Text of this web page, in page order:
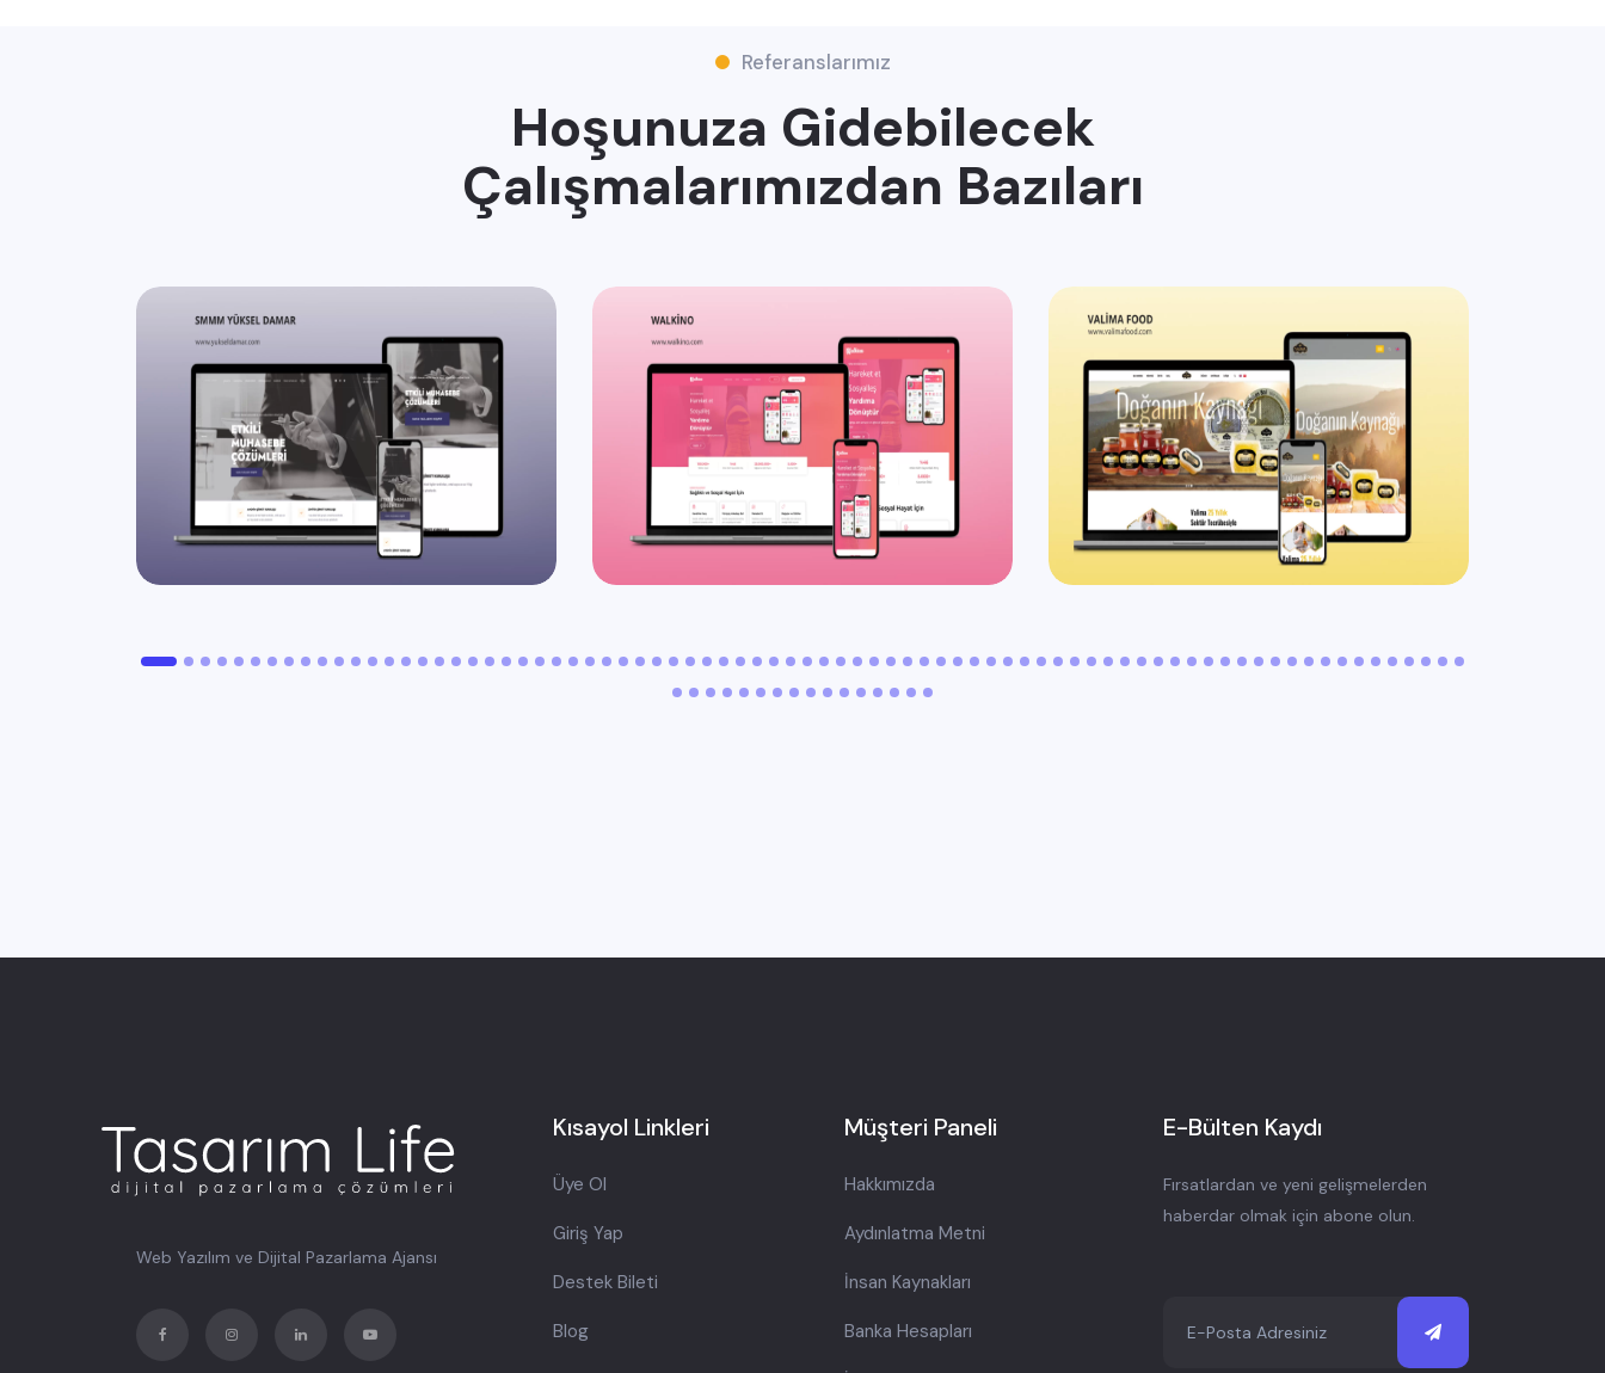
Referanslarımız
Hoşunuza Gidebilecek
Çalışmalarımızdan Bazıları
Web Yazılım ve Dijital Pazarlama Ajansı
Kısayol Linkleri
Üye Ol
Giriş Yap
Destek Bileti
Blog
Müşteri Paneli
Hakkımızda
Aydınlatma Metni
İnsan Kaynakları
Banka Hesapları
E-Bülten Kaydı
Fırsatlardan ve yeni gelişmelerden
haberdar olmak için abone olun.